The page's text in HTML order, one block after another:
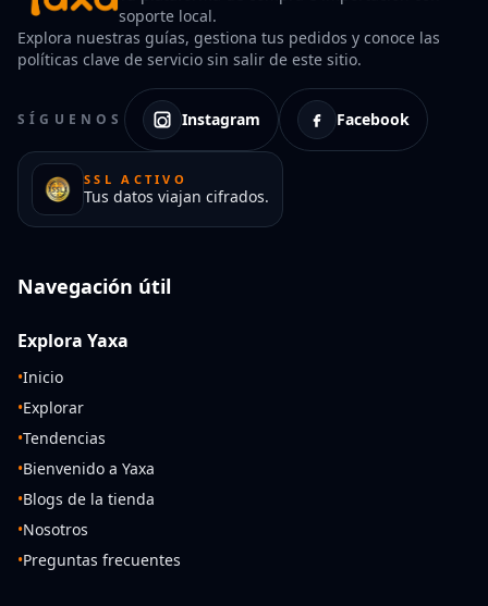
soporte local.
Explora nuestras guías, gestiona tus pedidos y conoce las
políticas clave de servicio sin salir de este sitio.
SÍGUENOS Instagram Facebook
SSL ACTIVO
Tus datos viajan cifrados.
Navegación útil
Explora Yaxa
•Inicio
•Explorar
•Tendencias
•Bienvenido a Yaxa
•Blogs de la tienda
•Nosotros
•Preguntas frecuentes